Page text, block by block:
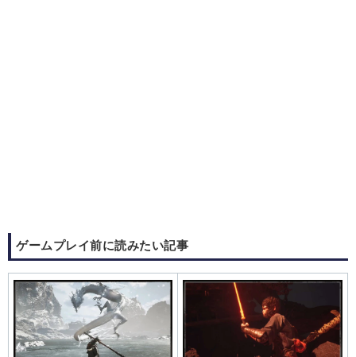
ゲームプレイ前に読みたい記事